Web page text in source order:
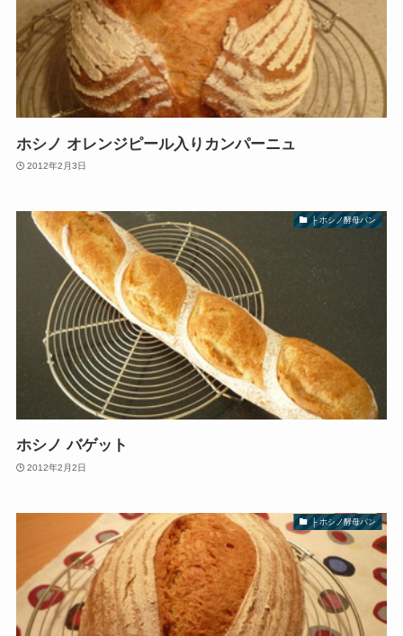
ホシノ オレンジピール入りカンパーニュ
2012年2月3日
├ ホシノ酵母パン
ホシノ バゲット
2012年2月2日
├ ホシノ酵母パン